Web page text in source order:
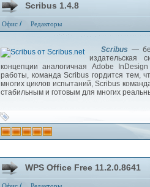
Scribus 1.4.8
Офис / Редакторы
Scribus —
издательская
концепции аналогичная Adobe
работы, команда Scribus гордится тем,
многих циклов испытаний, Scribus
стабильным и готовым для многих
WPS Office Free 11.2.0.8641